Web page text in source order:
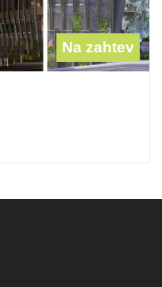
Na zahtev